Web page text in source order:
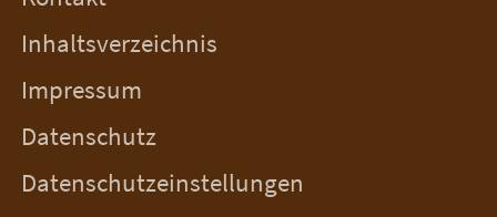
Inhaltsverzeichnis
Impressum
Datenschutz
Datenschutzeinstellungen